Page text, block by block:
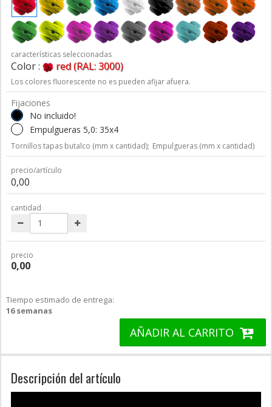
características seleccionadas
Color : red (RAL: 3000)
Los colores fluorescente no es pueden afijar afuera.
Fijaciones
No incluido!
Empulgueras 5,0: 35x4
Tornillos tapas butalco (mm x cantidad); Empulgueras (mm x cantidad)
precio/artículo
0,00
cantidad
precio
0,00
Tiempo estimado de entrega:
16 semanas
AÑADIR AL CARRITO
Descripción del artículo